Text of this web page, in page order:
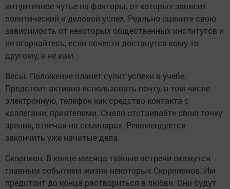
интуитивное чутье на факторы, от которых зависит
политический и деловой успех. Реально оцените свою
зависимость от некоторых общественных институтов и
не огорчайтесь, если почести достанутся кому-то
другому, а не вам.
Весы. Положение планет сулит успехи в учебе.
Предстоит активно использовать почту, в том числе
электронную, телефон как средство контакта с
коллегами, приятелями. Смело отстаивайте свою точку
зрения, отвечая на семинарах. Рекомендуется
закончить уже начатые дела.
Скорпион. В конце месяца тайные встречи окажутся
главным событием жизни некоторых Скорпионов. Им
предстоит до конца раствориться в любви. Они будут